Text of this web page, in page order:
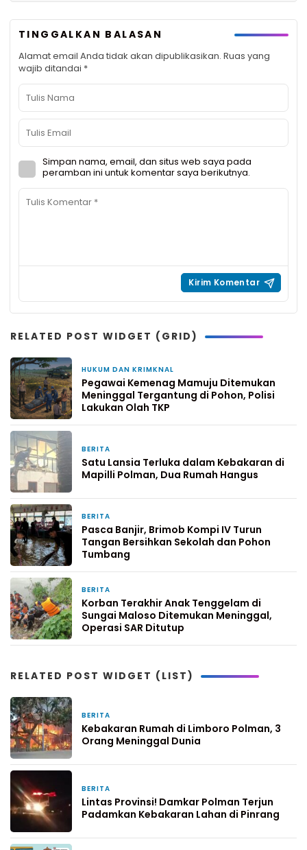
TINGGALKAN BALASAN
Alamat email Anda tidak akan dipublikasikan. Ruas yang
wajib ditandai *
Simpan nama, email, dan situs web saya pada
peramban ini untuk komentar saya berikutnya.
RELATED POST WIDGET (GRID)
HUKUM DAN KRIMKNAL
Pegawai Kemenag Mamuju Ditemukan
Meninggal Tergantung di Pohon, Polisi
Lakukan Olah TKP
BERITA
Satu Lansia Terluka dalam Kebakaran di
Mapilli Polman, Dua Rumah Hangus
BERITA
Pasca Banjir, Brimob Kompi IV Turun
Tangan Bersihkan Sekolah dan Pohon
Tumbang
BERITA
Korban Terakhir Anak Tenggelam di
Sungai Maloso Ditemukan Meninggal,
Operasi SAR Ditutup
RELATED POST WIDGET (LIST)
BERITA
Kebakaran Rumah di Limboro Polman, 3
Orang Meninggal Dunia
BERITA
Lintas Provinsi! Damkar Polman Terjun
Padamkan Kebakaran Lahan di Pinrang